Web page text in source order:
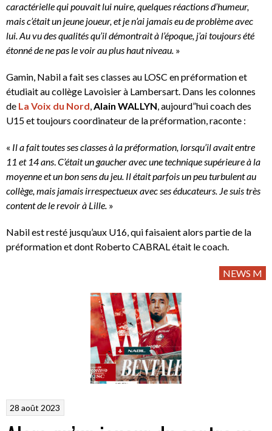
caractérielle qui pouvait lui nuire, quelques réactions d’humeur,
mais c’était un jeune joueur, et je n’ai jamais eu de problème avec
lui. Au vu des qualités qu’il démontrait à l’époque, j’ai toujours été
étonné de ne pas le voir au plus haut niveau. »
Gamin, Nabil a fait ses classes au LOSC en préformation et
étudiait au collège Lavoisier à Lambersart. Dans les colonnes
de La Voix du Nord,Alain WALLYN, aujourd”hui coach des
U15 et toujours coordinateur de la préformation, raconte :
« Il a fait toutes ses classes à la préformation, lorsqu’il avait entre
11 et 14 ans.C’était un gaucher avec une technique supérieure à la
moyenne et un bon sens du jeu. Il était parfois un peu turbulent au
collège, mais jamais irrespectueux avec ses éducateurs. Je suis très
content de le revoir à Lille. »
Nabil est resté jusqu’aux U16, qui faisaient alors partie de la
préformation et dont Roberto CABRAL était le coach.
NEWS M
28 août 2023